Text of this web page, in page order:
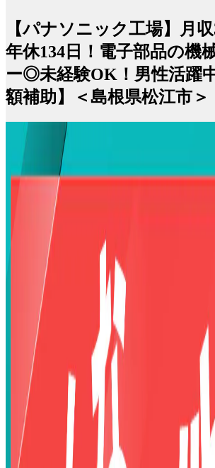
【パナソニック工場】月
年休134日！電子部品の機
ー◎未経験OK！男性活躍
額補助】＜島根県松江市＞